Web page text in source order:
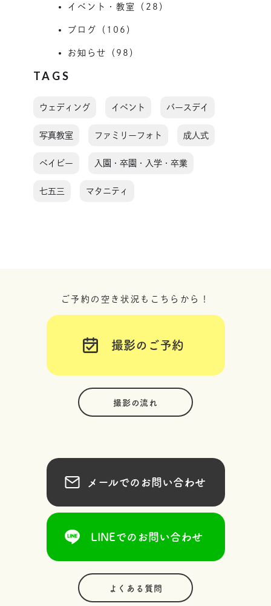
イベント・教室（28）
ブログ（106）
お知らせ（98）
TAGS
ウェディング イベント バースデイ
写真教室 ファミリーフォト 成人式
ベイビー 入園・卒園・入学・卒業
七五三 マタニティ
ご予約の空き状況もこちらから！
撮影のご予約
撮影の流れ
メールでのお問い合わせ
LINEでのお問い合わせ
よくある質問